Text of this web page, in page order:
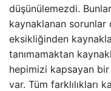
düşünülemezdi.
kaynaklanan
eksikliğinden
tanımamaktan
hepimizi kapsayan
var. Tüm farklılıkları